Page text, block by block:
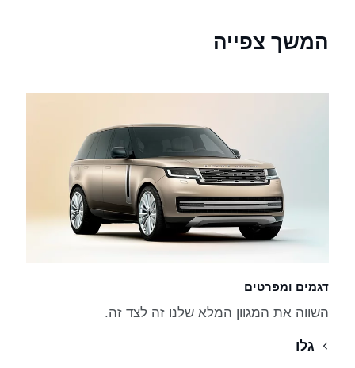
המשך צפייה
דגמים ומפרטים
השווה את המגוון המלא שלנו זה לצד זה.
גלו